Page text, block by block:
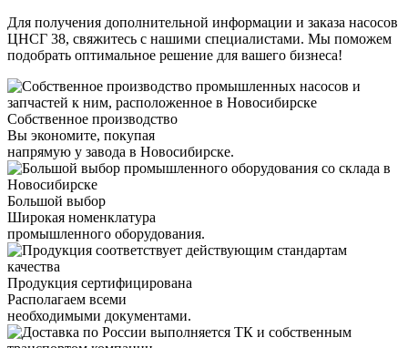
Для получения дополнительной информации и заказа насосов
ЦНСГ 38, свяжитесь с нашими специалистами. Мы поможем
подобрать оптимальное решение для вашего бизнеса!
Собственное производство
Вы экономите, покупая
напрямую у завода в Новосибирске.
Большой выбор
Широкая номенклатура
промышленного оборудования.
Продукция сертифицирована
Располагаем всеми
необходимыми документами.